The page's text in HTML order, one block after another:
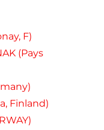
F)
(Pays
Finland)